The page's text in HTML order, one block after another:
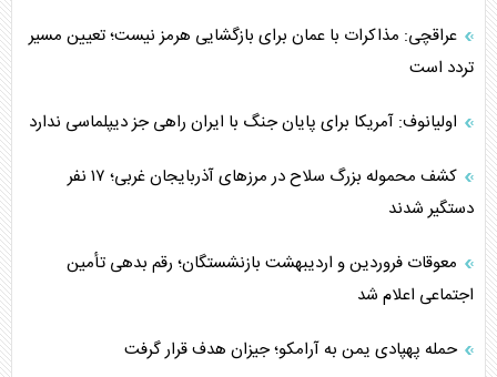
عراقچی: مذاکرات با عمان برای بازگشایی هرمز نیست؛ تعیین مسیر
تردد است
اولیانوف: آمریکا برای پایان جنگ با ایران راهی جز دیپلماسی ندارد
کشف محموله بزرگ سلاح در مرزهای آذربایجان غربی؛ ۱۷ نفر
دستگیر شدند
معوقات فروردین و اردیبهشت بازنشستگان؛ رقم بدهی تأمین
اجتماعی اعلام شد
حمله پهپادی یمن به آرامکو؛ جیزان هدف قرار گرفت